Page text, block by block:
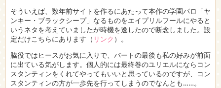
そういえば、数年前サイトを作るにあたって本作の学園パロ「ヤ
ンキー・ブラックシープ」なるものをエイプリルフールにやると
いうネタを考えていましたが時機を逸したので断念しました。設
定だけこちらにあります（ リンク ）。
脇役ではヒースがお気に入りで、バートの最後も私の好みが前面
に出ている気がします。個人的には最終巻のユリエルにならコン
スタンティンをくれてやってもいいと思っているのですが、コン
スタンティンの方が一歩先を行ってしまうのでなんとも……。